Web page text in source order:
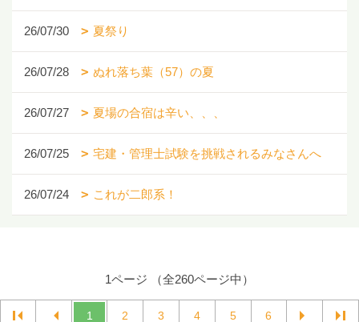
26/07/30 夏祭り
26/07/28 ぬれ落ち葉（57）の夏
26/07/27 夏場の合宿は辛い、、、
26/07/25 宅建・管理士試験を挑戦されるみなさんへ
26/07/24 これが二郎系！
1ページ （全260ページ中）
1 2 3 4 5 6